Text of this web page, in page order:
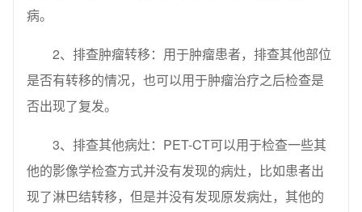
病。
2、排查肿瘤转移：用于肿瘤患者，排查其他部位
是否有转移的情况，也可以用于肿瘤治疗之后检查是
否出现了复发。
3、排查其他病灶：PET-CT可以用于检查一些其
他的影像学检查方式并没有发现的病灶，比如患者出
现了淋巴结转移，但是并没有发现原发病灶，其他的